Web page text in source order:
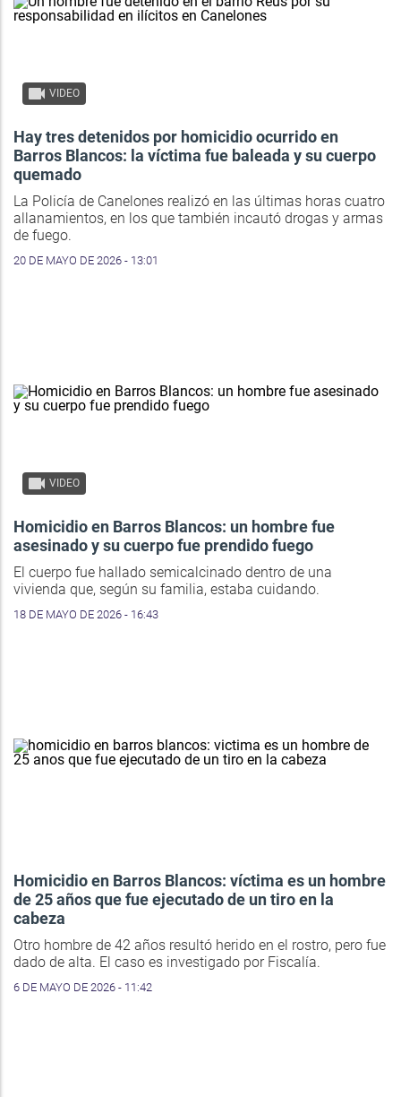
VIDEO
Hay tres detenidos por homicidio ocurrido en
Barros Blancos: la víctima fue baleada y su cuerpo
quemado
La Policía de Canelones realizó en las últimas horas cuatro
allanamientos, en los que también incautó drogas y armas
de fuego.
20 DE MAYO DE 2026 - 13:01
VIDEO
Homicidio en Barros Blancos: un hombre fue
asesinado y su cuerpo fue prendido fuego
El cuerpo fue hallado semicalcinado dentro de una
vivienda que, según su familia, estaba cuidando.
18 DE MAYO DE 2026 - 16:43
Homicidio en Barros Blancos: víctima es un hombre
de 25 años que fue ejecutado de un tiro en la
cabeza
Otro hombre de 42 años resultó herido en el rostro, pero fue
dado de alta. El caso es investigado por Fiscalía.
6 DE MAYO DE 2026 - 11:42